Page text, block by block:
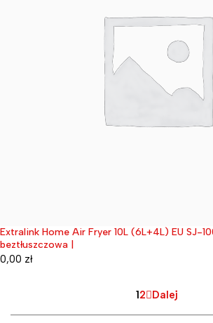
Wyprzedane
Extralink Home Air Fryer 10L (6L+4L) EU SJ-
beztłuszczowa |
0,00 zł
1 2 Dalej